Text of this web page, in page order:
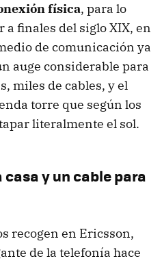
física, para lo
a finales del siglo XIX, en
de comunicación ya
auge considerable para
miles de cables, y el
torre que según los
literalmente el sol.
y un cable para
recogen en Ericsson,
de la telefonía hace